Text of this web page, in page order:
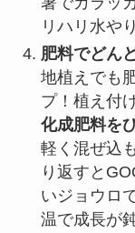
リハリ水や
肥料でどん
地植えでも
プ！植え付
化成肥料を
軽く混ぜ込
り返すと
いジョウロ
温で成長が